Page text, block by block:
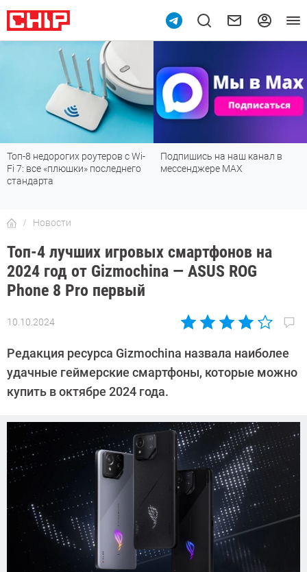
Подпишись на наш канал в
мессенджере МАХ
Рейтинг телевизоров 2026:
лучшие модели для
Новости
Топ-4 лучших игровых смартфонов на
2024 год от Gizmochina — ASUS ROG
Phone 8 Pro первый
10.10.2024
Автор:
Калашников
Редакция ресурса Gizmochina назвала наиболее
удачные геймерские смартфоны, которые можно
купить в октябре 2024 года.